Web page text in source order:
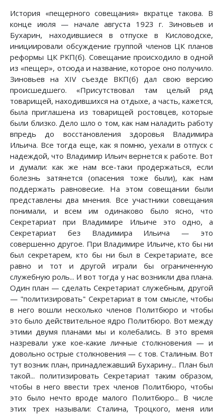
История «пещерного совещания» вкратце такова. В
конце июля — начале августа 1923 г. Зиновьев и
Бухарин, находившиеся в отпуске в Кисловодске,
инициировали обсуждение группой членов ЦК планов
реформы ЦК РКП(б). Совещание происходило в одной
из «пещер», отсюда и название, которое оно получило.
Зиновьев на XIV съезде ВКП(б) дал свою версию
происшедшего. «Присутствовал там целый ряд
товарищей, находившихся на отдыхе, а часть, кажется,
была приглашена из товарищей ростовцев, которые
были близко. Дело шло о том, как нам наладить работу
впредь до восстановления здоровья Владимира
Ильича. Все тогда еще, как я помню, уехали в отпуск с
надеждой, что Владимир Ильич вернется к работе. Вот
и думали: как же нам все-таки продержаться, если
болезнь затянется (опасения тоже были), как нам
поддержать равновесие. На этом совещании были
представлены два мнения. Все участники совещания
понимали, и всем им одинаково было ясно, что
Секретариат при Владимире Ильиче это одно, а
Секретариат без Владимира Ильича — это
совершенно другое. При Владимире Ильиче, кто бы ни
был секретарем, кто бы ни был в Секретариате, все
равно и тот и другой играли бы ограниченную
служебную роль... И вот тогда у нас возникли два плана.
Один план — сделать Секретариат служебным, другой
— "политизировать" Секретариат в том смысле, чтобы
в него вошли несколько членов Политбюро и чтобы
это было действительное ядро Политбюро. Вот между
этими двумя планами мы и колебались. В это время
назревали уже кое-какие личные столкновения — и
довольно острые столкновения — с тов. Сталиным. Вот
тут возник план, принадлежавший Бухарину... План был
такой... политизировать Секретариат таким образом,
чтобы в него ввести трех членов Политбюро, чтобы
это было нечто вроде малого Политбюро... В числе
этих трех называли: Сталина, Троцкого, меня или